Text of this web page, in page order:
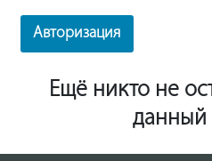
Авторизация
Ещё никто не
данный